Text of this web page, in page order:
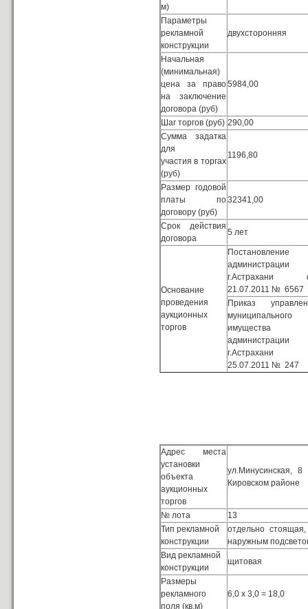
м)
Параметры
рекламной
конструкции
двухсторонняя
Начальная
(минимальная)
цена за право
на заключение
договора (руб)
5984,00
Шаг торгов (руб) 290,00
Сумма задатка
для
участия в торгах
(руб)
1196,80
Размер годовой
платы по
договору (руб)
32341,00
Срок действия
договора
5 лет
Основание
проведения
аукционных
торгов
Постановление
администрации
г.Астрахани
21.07.2011 № 6567
Приказ
муниципального
имущества
администрации
г.Астрахани
25.07.2011 № 247
Адрес места
установки
объекта
аукционных
торгов
ул.Минусинская,
Кировском районе
№ лота
13
Тип рекламной
конструкции
отдельно
наружным
Вид рекламной
конструкции
щитовая
Размеры
рекламного
поля (кв.м)
6,0 х 3,0 = 18,0